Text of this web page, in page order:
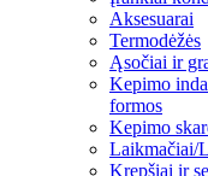
Aksesuarai
Termodėžės
Ąsočiai ir
Kepimo
formos
Kepimo
Laikmačiai/
Krepšiai ir